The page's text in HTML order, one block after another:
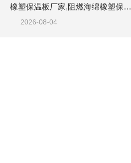
橡塑保温板厂家,阻燃海绵橡塑保温板厂家出售
2026-08-04